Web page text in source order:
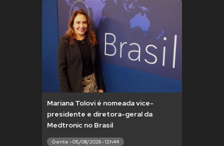
Mariana Tolovi é nomeada vice-
presidente e diretora-geral da
Medtronic no Brasil
Gente - 05/08/2026 - 12h44